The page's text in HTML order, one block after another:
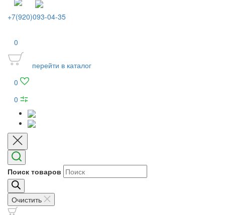
+7(920)093-04-35
0
перейти в каталог
0
0
Поиск товаров
Очистить